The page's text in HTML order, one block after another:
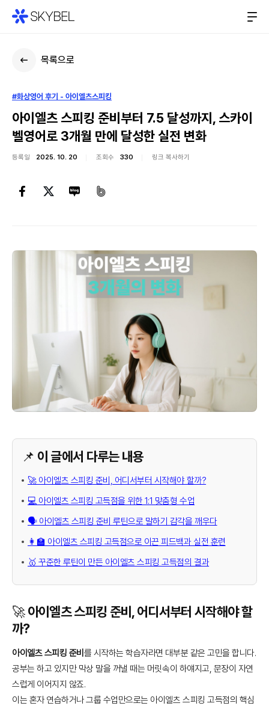
목록으로
#화상영어 후기 - 아이엘츠스피킹
아이엘츠 스피킹 준비부터 7.5 달성까지, 스카이
벨영어로 3개월 만에 달성한 실전 변화
등록일 2025. 10. 20 조회수 330 링크 복사하기
📌 이 글에서 다루는 내용
🚀 아이엘츠 스피킹 준비, 어디서부터 시작해야 할까?
💻 아이엘츠 스피킹 고득점을 위한 1:1 맞춤형 수업
🗣️ 아이엘츠 스피킹 준비 루틴으로 말하기 감각을 깨우다
👩‍🏫 아이엘츠 스피킹 고득점으로 이끈 피드백과 실전 훈련
🥇 꾸준한 루틴이 만든 아이엘츠 스피킹 고득점의 결과
🚀 아이엘츠 스피킹 준비, 어디서부터 시작해야 할
까?
아이엘츠 스피킹 준비 를 시작하는 학습자라면 대부분 같은 고민을 합니다.
공부는 하고 있지만 막상 말을 꺼낼 때는 머릿속이 하얘지고, 문장이 자연
스럽게 이어지지 않죠.
이는 혼자 연습하거나 그룹 수업만으로는 아이엘츠 스피킹 고득점의 핵심